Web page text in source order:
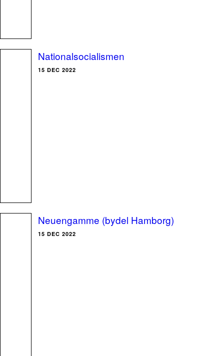
Nationalsocialismen
15 DEC 2022
Neuengamme (bydel Hamborg)
15 DEC 2022